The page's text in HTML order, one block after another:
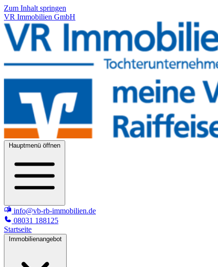
Zum Inhalt springen
VR Immobilien GmbH
Hauptmenü öffnen
info@vb-rb-immobilien.de
08031 188125
Startseite
Immobilienangebot